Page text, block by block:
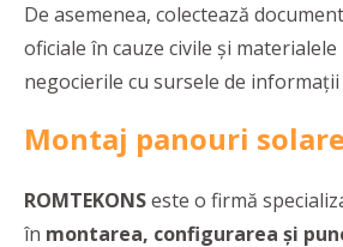
De asemenea, colectează
oficiale în cauze civile și
negocierile cu sursele de
Montaj panouri solare
ROMTEKONSeste o firmă
în montarea, configurarea și